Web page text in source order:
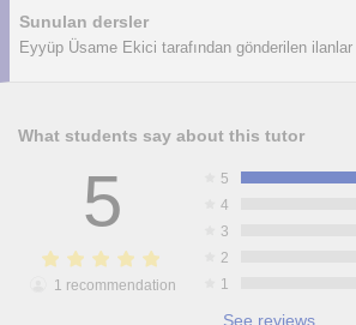
Sunulan dersler
Eyyüp Üsame Ekici tarafından gönderilen ilanlar
What students say about this tutor
5
1 recommendation
5
4
3
2
1
See reviews